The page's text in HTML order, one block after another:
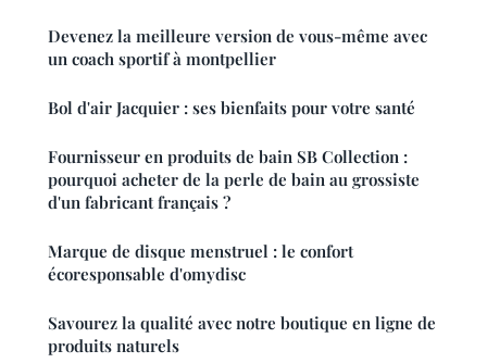
Devenez la meilleure version de vous-même avec
un coach sportif à montpellier
Bol d'air Jacquier : ses bienfaits pour votre santé
Fournisseur en produits de bain SB Collection :
pourquoi acheter de la perle de bain au grossiste
d'un fabricant français ?
Marque de disque menstruel : le confort
écoresponsable d'omydisc
Savourez la qualité avec notre boutique en ligne de
produits naturels